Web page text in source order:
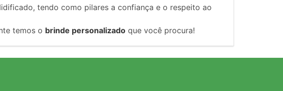
tendo como pilares a confiança e o respeito ao
temos o brinde personalizado que você procura!